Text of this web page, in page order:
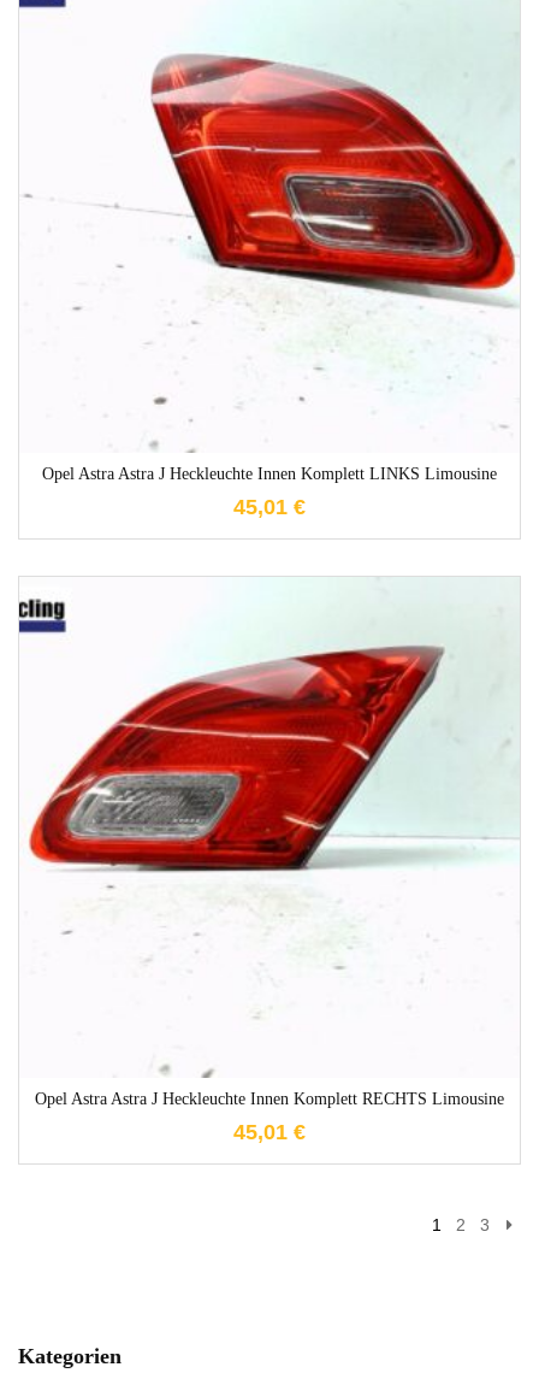
Kategorien
Opel Astra Astra J Heckleuchte Innen Komplett LINKS Limousine
45,01 €
1-3 Werktage
Opel Astra Astra J Heckleuchte Innen Komplett RECHTS Limousine
45,01 €
1-3 Werktage
1 2 3